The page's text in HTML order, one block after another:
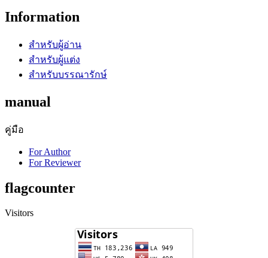
Information
สำหรับผู้อ่าน
สำหรับผู้แต่ง
สำหรับบรรณารักษ์
manual
คู่มือ
For Author
For Reviewer
flagcounter
Visitors